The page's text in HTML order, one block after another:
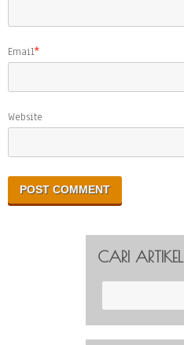
Email*
Website
CARI ARTIKEL